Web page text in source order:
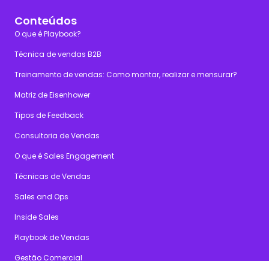
Conteúdos
O que é Playbook?
Técnica de vendas B2B
Treinamento de vendas: Como montar, realizar e mensurar?
Matriz de Eisenhower
Tipos de Feedback
Consultoria de Vendas
O que é Sales Engagement
Técnicas de Vendas
Sales and Ops
Inside Sales
Playbook de Vendas
Gestão Comercial